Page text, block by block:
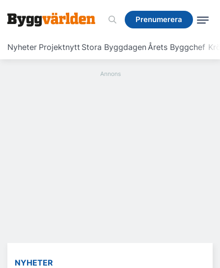
Prenumerera
Nyheter Projektnytt Stora ByggdagenÅrets Byggchef
Prenumerera
NYHETER